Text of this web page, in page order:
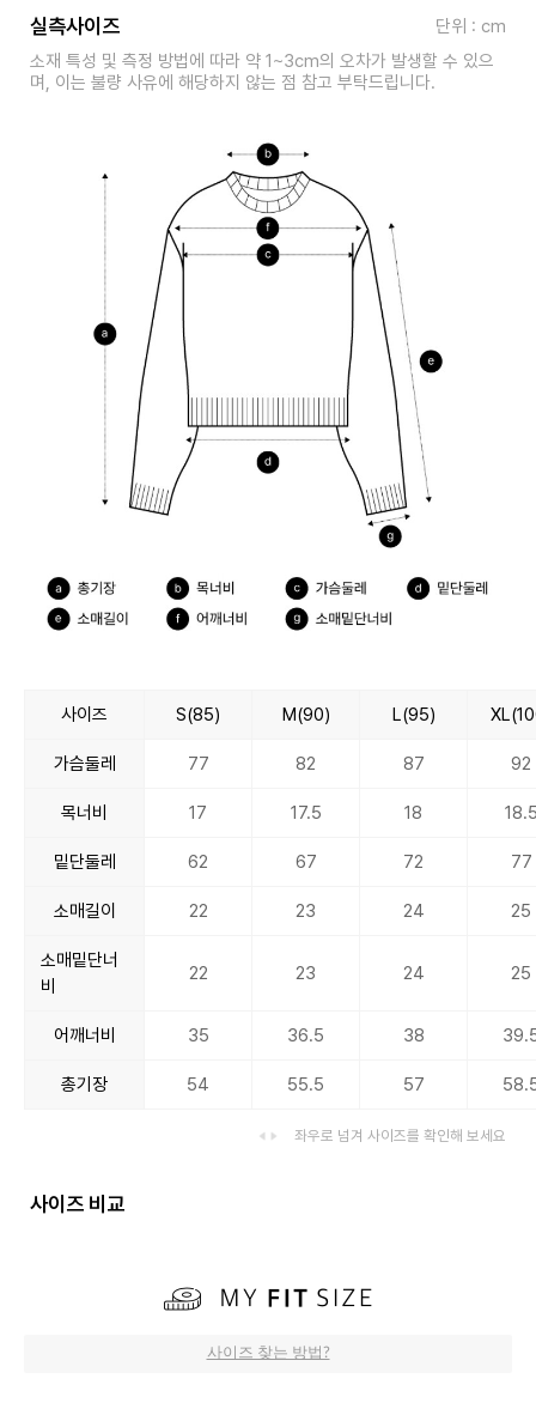
실측사이즈
단위 : cm
소재 특성 및 측정 방법에 따라 약 1~3cm의 오차가 발생할 수 있으
며, 이는 불량 사유에 해당하지 않는 점 참고 부탁드립니다.
사이즈 S(85) M(90) L(95)
가슴둘레 77 82 87 92
목너비 17 17.5 18
밑단둘레 62 67 72 77
소매길이 22 23 24 25
소매밑단너
비
22 23 24 25
어깨너비 35 36.5 38
총기장 54 55.5 57
좌우로 넘겨 사이즈를 확인해 보세요
사이즈 비교